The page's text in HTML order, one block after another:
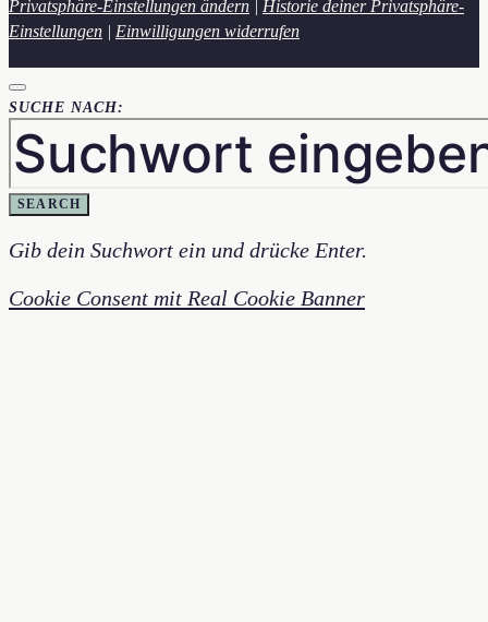
Privatsphäre-Einstellungen ändern
Historie deiner Privatsphäre-
Einstellungen | Einwilligungen widerrufen
SUCHE NACH:
SEARCH
Gib dein Suchwort ein und drücke Enter.
Cookie Consent mit Real Cookie Banner